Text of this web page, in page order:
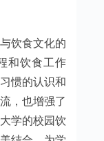
饮食文化的
和饮食工作
惯的认识和
，也增强了
学的校园饮